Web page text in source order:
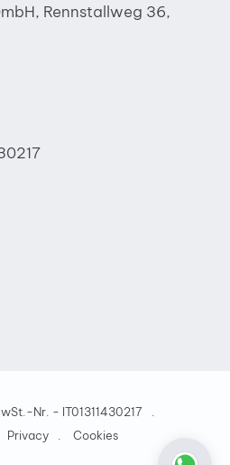
Rennstallweg 36,
Nr. - IT01311430217
Privacy Cookies